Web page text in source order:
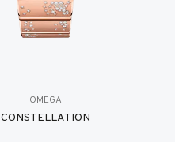
OMEGA
CONSTELLATION